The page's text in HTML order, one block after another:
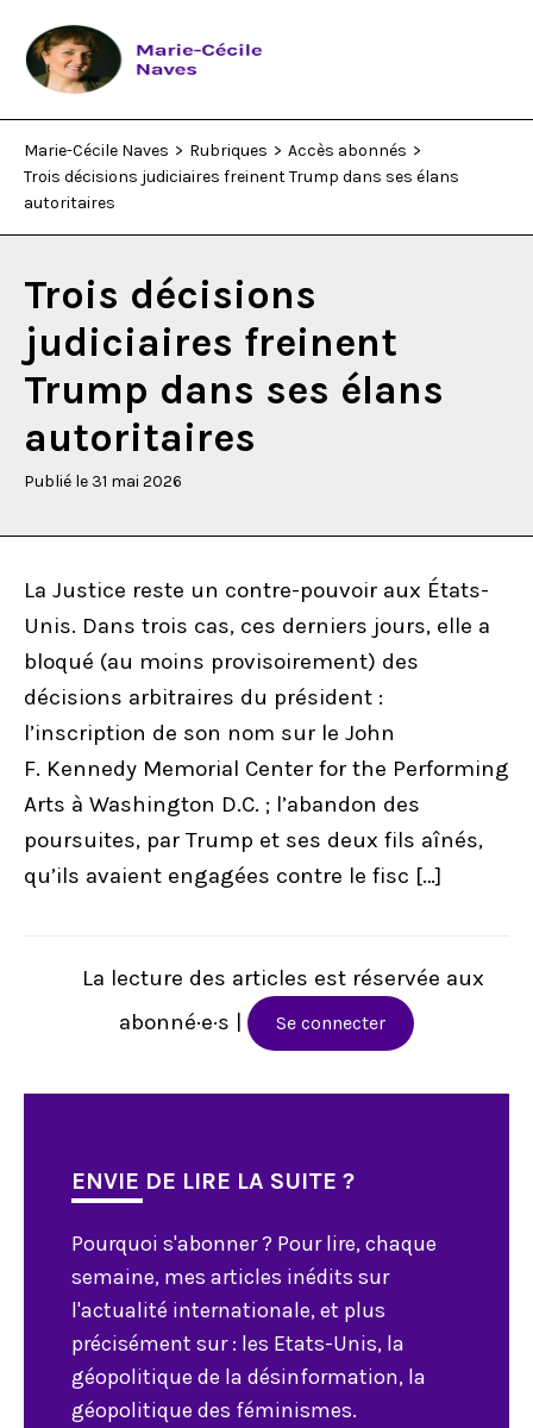
Rubriques
Qui suis-je ?
Who am I?
Livres
Contact
Marie-Cécile Naves > Rubriques > Accès abonnés >
Trois décisions judiciaires freinent Trump dans ses élans
autoritaires
Trois décisions
judiciaires freinent
Trump dans ses élans
autoritaires
Publié le 31 mai 2026
La Justice reste un contre-pouvoir aux États-
Unis. Dans trois cas, ces derniers jours, elle a
bloqué (au moins provisoirement) des
décisions arbitraires du président :
l’inscription de son nom sur le John
F. Kennedy Memorial Center for the Performing
Arts à Washington D.C. ; l’abandon des
poursuites, par Trump et ses deux fils aînés,
qu’ils avaient engagées contre le fisc […]
La lecture des articles est réservée aux
abonné·e·s |
Se connecter
ENVIE DE LIRE LA SUITE ?
Pourquoi s'abonner ? Pour lire, chaque
semaine, mes articles inédits sur
l'actualité internationale, et plus
précisément sur : les Etats-Unis, la
géopolitique de la désinformation, la
géopolitique des féminismes.